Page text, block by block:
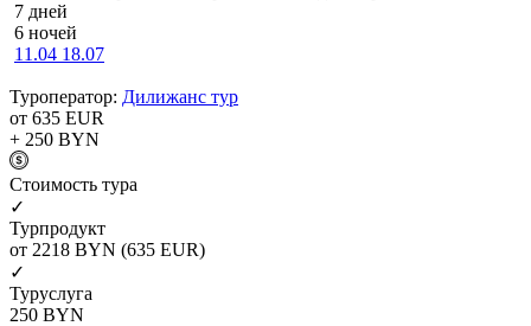
7 дней
6 ночей
11.04 18.07
Туроператор: Дилижанс тур
от 635 EUR
+ 250 BYN
Cтоимость тура
✓
Турпродукт
от 2218 BYN (635 EUR)
✓
Туруслуга
250 BYN